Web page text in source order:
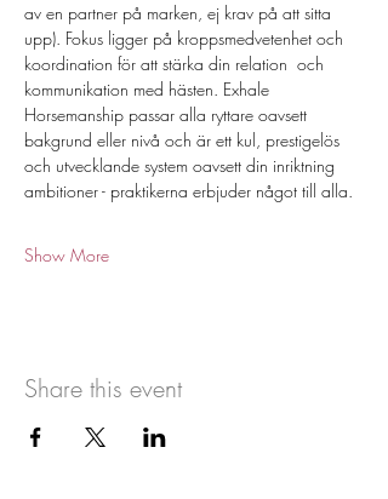
av en partner på marken, ej krav på att sitta
upp). Fokus ligger på kroppsmedvetenhet och
koordination för att stärka din relation  och
kommunikation med hästen. Exhale
Horsemanship passar alla ryttare oavsett
bakgrund eller nivå och är ett kul, prestigelös
och utvecklande system oavsett din inriktning
ambitioner - praktikerna erbjuder något till alla.
Show More
Share this event